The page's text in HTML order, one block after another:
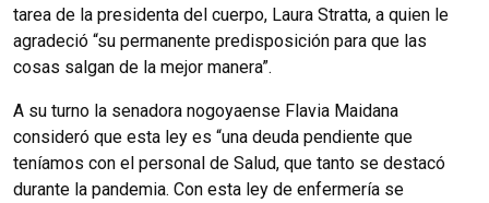
tarea de la presidenta del cuerpo, Laura Stratta, a quien le
agradeció “su permanente predisposición para que las
cosas salgan de la mejor manera”.
A su turno la senadora nogoyaense Flavia Maidana
consideró que esta ley es “una deuda pendiente que
teníamos con el personal de Salud, que tanto se destacó
durante la pandemia. Con esta ley de enfermería se